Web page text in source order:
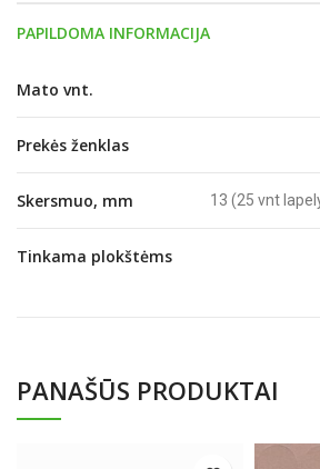
PAPILDOMA INFORMACIJA
Mato vnt.
Prekės ženklas
Skersmuo, mm 13 (25 vnt
Tinkama plokštėms
PANAŠŪS PRODUKTAI